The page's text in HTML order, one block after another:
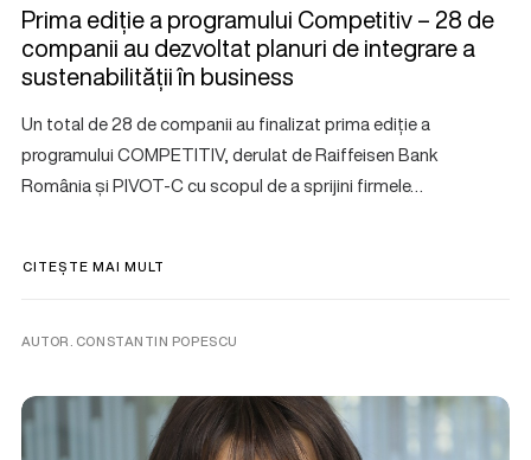
Prima ediție a programului Competitiv – 28 de
companii au dezvoltat planuri de integrare a
sustenabilității în business
Un total de 28 de companii au finalizat prima ediție a
programului COMPETITIV, derulat de Raiffeisen Bank
România și PIVOT-C cu scopul de a sprijini firmele…
CITEȘTE MAI MULT
AUTOR. CONSTANTIN POPESCU